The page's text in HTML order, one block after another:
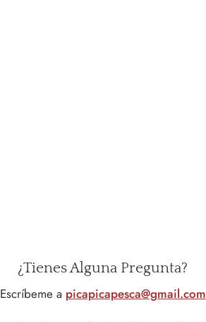
¿Tienes Alguna Pregunta?
Escríbeme a picapicapesca@gmail.com